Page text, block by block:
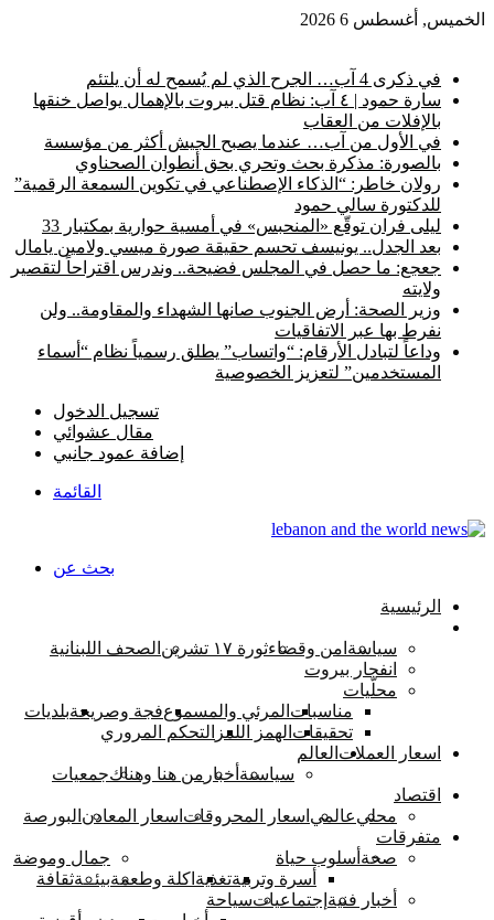
الخميس, أغسطس 6 2026
في ذكرى 4 آب… الجرح الذي لم يُسمح له أن يلتئم
سارة حمود | ٤ آب: نظام قتل بيروت بالإهمال يواصل خنقها
بالإفلات من العقاب
في الأول من آب… عندما يصبح الجيش أكثر من مؤسسة
بالصورة: مذكرة بحث وتحري بحق أنطوان الصحناوي
رولان خاطر: “الذكاء الإصطناعي في تكوين السمعة الرقمية”
للدكتورة سالي حمود
ليلى فران توقّع «المنحبس» في أمسية حوارية بمكتبار 33
بعد الجدل.. يونيسف تحسم حقيقة صورة ميسي ولامين يامال
جعجع: ما حصل في المجلس فضيحة.. وندرس اقتراحاً لتقصير
ولايته
وزير الصحة: أرض الجنوب صانها الشهداء والمقاومة.. ولن
نفرط بها عبر الاتفاقيات
وداعاً لتبادل الأرقام: “واتساب” يطلق رسمياً نظام “أسماء
المستخدمين” لتعزيز الخصوصية
تسجيل الدخول
مقال عشوائي
إضافة عمود جانبي
القائمة
بحث عن
الرئيسية
سياسة امن وقضاءثورة ١٧ تشرين
الصحف اللبنانية
انفجار بيروت
محلّيات
مناسبات المرئي والمسموعفجة وصريحةبلديات
تحقيقات الهمز اللمز التحكم المروري
اسعار العملات العالم
سياسىة أخبار من هنا وهناكجمعيات
اقتصاد
محليعالمي اسعار المحروقات اسعار المعادن البورصة
متفرقات
صحة أسلوب حياة
أسرة وتربيةتغذية اكلة وطعمة
جمال وموضة
بيئــةثقافة
أخبار فنية إجتماعياتسياحة